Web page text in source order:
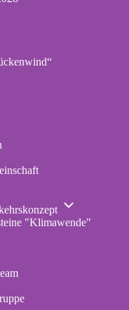
new
Arbeitskreis
"Klimawende"